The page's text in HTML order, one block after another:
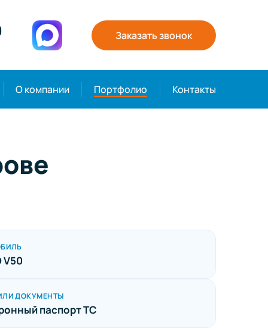
Заказать звонок
О компании Портфолио Контакты
V50
ДОКУМЕНТЫ
паспорт ТС